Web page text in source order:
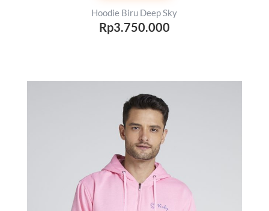
Hoodie Biru Deep Sky
Rp3.750.000